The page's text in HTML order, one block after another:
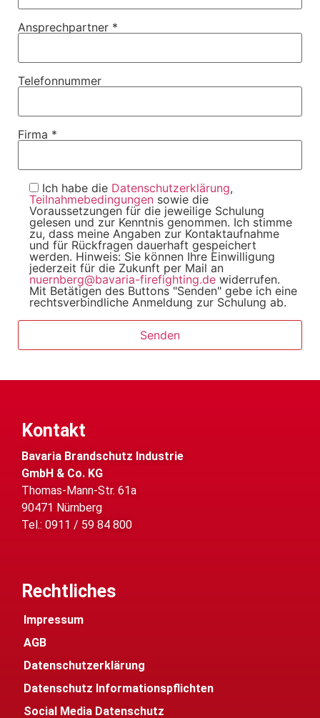
Ansprechpartner *
Telefonnummer
Firma *
Ich habe die Datenschutzerklärung,
Teilnahmebedingungen sowie die
Voraussetzungen für die jeweilige Schulung
gelesen und zur Kenntnis genommen. Ich stimme
zu, dass meine Angaben zur Kontaktaufnahme
und für Rückfragen dauerhaft gespeichert
werden. Hinweis: Sie können Ihre Einwilligung
jederzeit für die Zukunft per Mail an
nuernberg@bavaria-firefighting.de widerrufen.
Mit Betätigen des Buttons "Senden" gebe ich eine
rechtsverbindliche Anmeldung zur Schulung ab.
Kontakt
Bavaria Brandschutz Industrie
GmbH & Co. KG
Thomas-Mann-Str. 61a
90471 Nürnberg
Tel.: 0911 / 59 84 800
Rechtliches
Impressum
AGB
Datenschutzerklärung
Datenschutz Informationspflichten
Social Media Datenschutz